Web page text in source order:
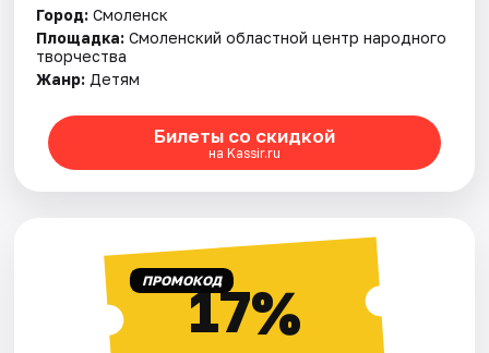
Город: Смоленск
Площадка: Смоленский областной центр народного
творчества
Жанр: Детям
Билеты со скидкой
на Kassir.ru
ПРОМОКОД17%